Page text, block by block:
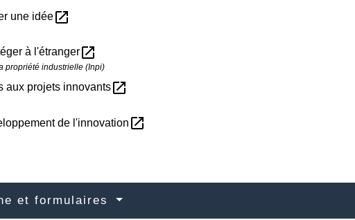
une idéeopen_in_new
à l'étrangeropen_in_new
propriété industrielle (Inpi)
aux projets innovantsopen_in_new
de l'innovation open_in_new
et formulaires